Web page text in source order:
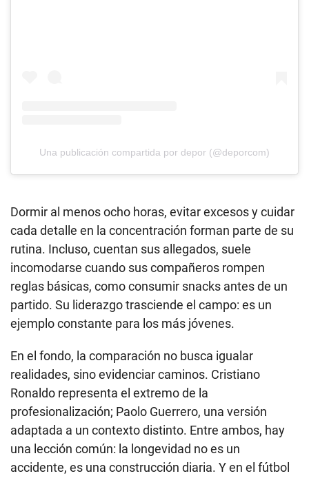
Una publicación compartida por depor (@deporcom)
Dormir al menos ocho horas, evitar excesos y cuidar
cada detalle en la concentración forman parte de su
rutina. Incluso, cuentan sus allegados, suele
incomodarse cuando sus compañeros rompen
reglas básicas, como consumir snacks antes de un
partido. Su liderazgo trasciende el campo: es un
ejemplo constante para los más jóvenes.
En el fondo, la comparación no busca igualar
realidades, sino evidenciar caminos. Cristiano
Ronaldo representa el extremo de la
profesionalización; Paolo Guerrero, una versión
adaptada a un contexto distinto. Entre ambos, hay
una lección común: la longevidad no es un
accidente, es una construcción diaria. Y en el fútbol